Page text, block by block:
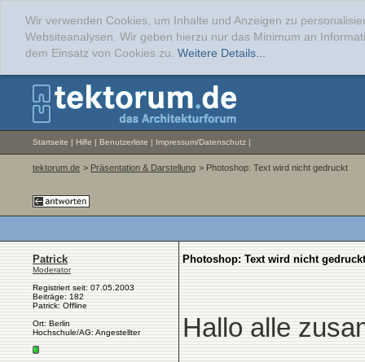
Wir verwenden Cookies, um Inhalte und Anzeigen zu
Websiteanalysen. Wir geben hierzu nur das Minimum an
dem Einsatz von Cookies zu. Weitere Details...
Startseite | Hilfe | Benutzerliste | Impressum/Datenschutz |
tektorum.de > Präsentation & Darstellung > Photoshop: Text wird nicht gedruckt
Patrick
Moderator
Registriert seit: 07.05.2003
Beiträge: 182
Patrick: Offline
Ort: Berlin
Hochschule/AG: Angestellter
Photoshop: Text wird nicht gedruckt
Hallo alle